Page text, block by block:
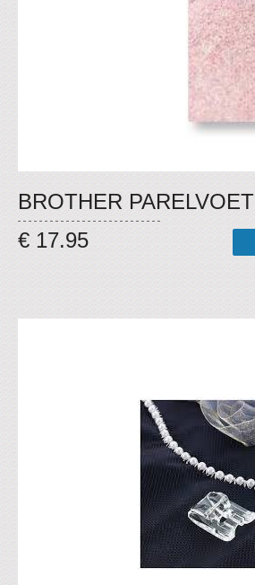
BROTHER PARELVOET
€ 17.95